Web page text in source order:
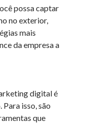
possa captar
no exterior,
mais
da empresa a
digital é
isso, são
que